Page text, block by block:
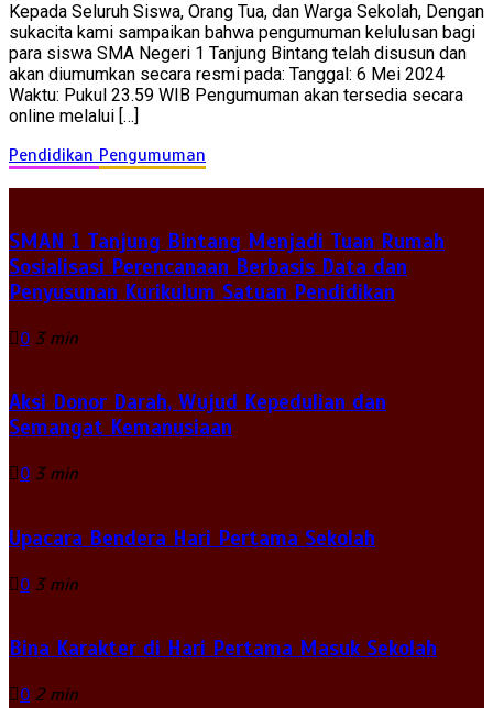
Kepada Seluruh Siswa, Orang Tua, dan Warga Sekolah, Dengan
sukacita kami sampaikan bahwa pengumuman kelulusan bagi
para siswa SMA Negeri 1 Tanjung Bintang telah disusun dan
akan diumumkan secara resmi pada: Tanggal: 6 Mei 2024
Waktu: Pukul 23.59 WIB Pengumuman akan tersedia secara
online melalui […]
Pendidikan Pengumuman
SMAN 1 Tanjung Bintang Menjadi Tuan Rumah
Sosialisasi Perencanaan Berbasis Data dan
Penyusunan Kurikulum Satuan Pendidikan
0 3 min
Aksi Donor Darah, Wujud Kepedulian dan
Semangat Kemanusiaan
0 3 min
Upacara Bendera Hari Pertama Sekolah
0 3 min
Bina Karakter di Hari Pertama Masuk Sekolah
0 2 min